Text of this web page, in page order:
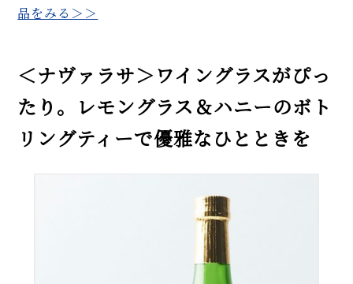
品をみる＞＞
＜ナヴァラサ＞ワイングラスがぴっ
たり。レモングラス＆ハニーのボト
リングティーで優雅なひとときを